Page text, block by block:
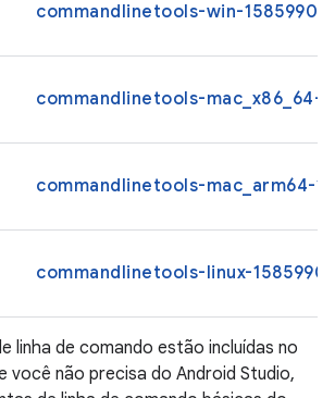
commandlinetools-win-
commandlinetools-mac_x86_64-
commandlinetools-mac_arm64-
commandlinetools-linux-
linha de comando estão incluídas no
você não precisa do Android Studio,